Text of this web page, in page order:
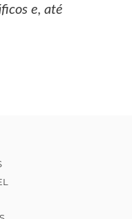
e, até